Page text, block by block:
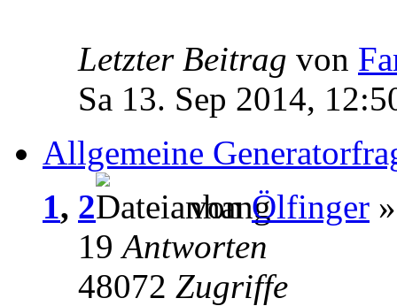
Letzter Beitrag von
Sa 13. Sep 2014,
Allgemeine
1, 2 vonÖlfinger
19Antworten
48072 Zugriffe